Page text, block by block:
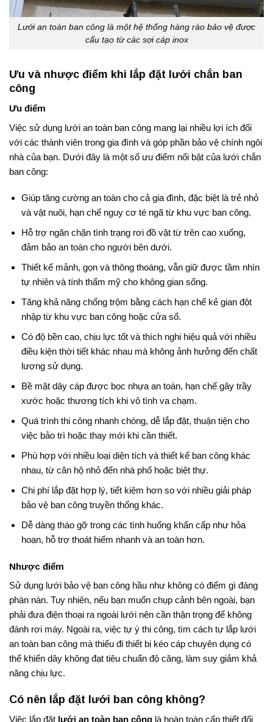
Lưới an toàn ban công là một hệ thống hàng rào bảo vệ được
cấu tạo từ các sợi cáp inox
Ưu và nhược điểm khi lắp đặt lưới chắn ban
công
Ưu điểm
Việc sử dụng lưới an toàn ban công mang lại nhiều lợi ích đối
với các thành viên trong gia đình và góp phần bảo vệ chính ngôi
nhà của bạn. Dưới đây là một số ưu điểm nổi bật của lưới chắn
ban công:
Giúp tăng cường an toàn cho cả gia đình, đặc biệt là trẻ nhỏ
và vật nuôi, hạn chế nguy cơ té ngã từ khu vực ban công.
Hỗ trợ ngăn chặn tình trạng rơi đồ vật từ trên cao xuống,
đảm bảo an toàn cho người bên dưới.
Thiết kế mảnh, gọn và thông thoáng, vẫn giữ được tầm nhìn
tự nhiên và tính thẩm mỹ cho không gian sống.
Tăng khả năng chống trộm bằng cách hạn chế kẻ gian đột
nhập từ khu vực ban công hoặc cửa sổ.
Có độ bền cao, chịu lực tốt và thích nghi hiệu quả với nhiều
điều kiện thời tiết khác nhau mà không ảnh hưởng đến chất
lượng sử dụng.
Bề mặt dây cáp được bọc nhựa an toàn, hạn chế gây trầy
xước hoặc thương tích khi vô tình va chạm.
Quá trình thi công nhanh chóng, dễ lắp đặt, thuận tiện cho
việc bảo trì hoặc thay mới khi cần thiết.
Phù hợp với nhiều loại diện tích và thiết kế ban công khác
nhau, từ căn hộ nhỏ đến nhà phố hoặc biệt thự.
Chi phí lắp đặt hợp lý, tiết kiệm hơn so với nhiều giải pháp
bảo vệ ban công truyền thống khác.
Dễ dàng tháo gỡ trong các tình huống khẩn cấp như hỏa
hoạn, hỗ trợ thoát hiểm nhanh và an toàn hơn.
Nhược điểm
Sử dụng lưới bảo vệ ban công hầu như không có điểm gì đáng
phàn nàn. Tuy nhiên, nếu bạn muốn chụp cảnh bên ngoài, bạn
phải đưa điện thoại ra ngoài lưới nên cần thận trọng để không
đánh rơi máy. Ngoài ra, việc tự ý thi công, tìm cách tự lắp lưới
an toàn ban công mà thiếu đi thiết bị kéo cáp chuyên dụng có
thể khiến dây không đạt tiêu chuẩn độ căng, làm suy giảm khả
năng chịu lực.
Có nên lắp đặt lưới ban công không?
Việc lắp đặt lưới an toàn ban công là hoàn toàn cấp thiết đối